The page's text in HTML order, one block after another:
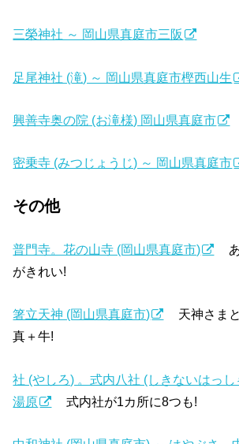
三榮神社 ～ 岡山県真庭市三阪
足尾神社 (滝) ～ 岡山県真庭市樫西山生
興善寺奥の院 (お滝様) 岡山県真庭市
密乗寺 (みつじょうじ) ～ 岡山県真庭市
その他
普門寺。花の山寺 (岡山県真庭市)
がきれい!
箸立天神 (岡山県真庭市)
天神さま
真＋牛!
社 (やしろ) 。式内八社 (しきないはっ
湯原
式内社が1カ所に8つも!